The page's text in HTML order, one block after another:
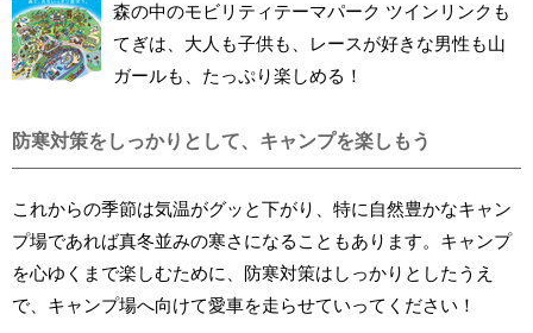
森の中のモビリティテーマパーク ツインリンクも
てぎは、大人も子供も、レースが好きな男性も山
ガールも、たっぷり楽しめる！
防寒対策をしっかりとして、キャンプを楽しもう
これからの季節は気温がグッと下がり、特に自然豊かなキャン
プ場であれば真冬並みの寒さになることもあります。キャンプ
を心ゆくまで楽しむために、防寒対策はしっかりとしたうえ
で、キャンプ場へ向けて愛車を走らせていってください！